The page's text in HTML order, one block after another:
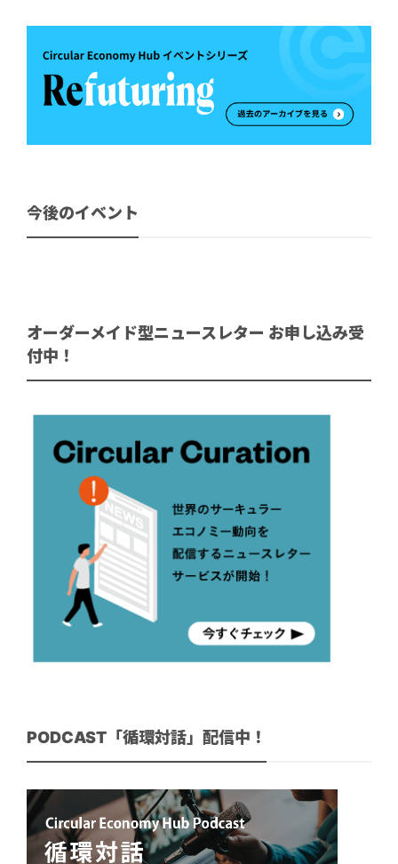
今後のイベント
オーダーメイド型ニュースレター お申し込み受
付中！
PODCAST「循環対話」配信中！